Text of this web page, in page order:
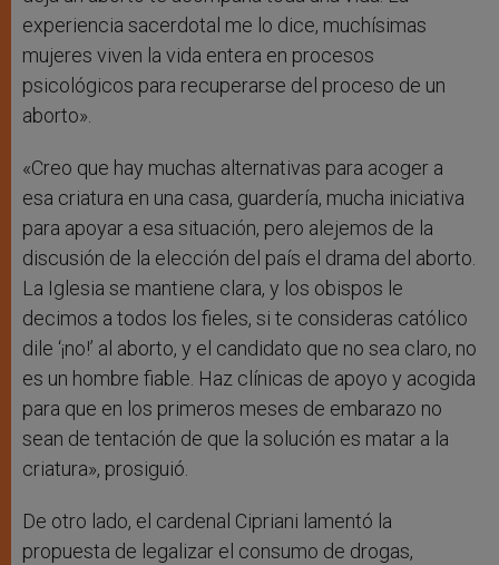
experiencia sacerdotal me lo dice, muchísimas
mujeres viven la vida entera en procesos
psicológicos para recuperarse del proceso de un
aborto».
«Creo que hay muchas alternativas para acoger a
esa criatura en una casa, guardería, mucha iniciativa
para apoyar a esa situación, pero alejemos de la
discusión de la elección del país el drama del aborto.
La Iglesia se mantiene clara, y los obispos le
decimos a todos los fieles, si te consideras católico
dile ‘¡no!’ al aborto, y el candidato que no sea claro, no
es un hombre fiable. Haz clínicas de apoyo y acogida
para que en los primeros meses de embarazo no
sean de tentación de que la solución es matar a la
criatura», prosiguió.
De otro lado, el cardenal Cipriani lamentó la
propuesta de legalizar el consumo de drogas,